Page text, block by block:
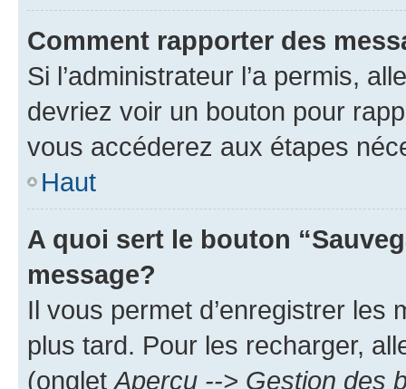
Comment rapporter des
Si l’administrateur l’a permis,
devriez voir un bouton pour
vous accéderez aux étapes
Haut
A quoi sert le bouton
message?
Il vous permet d’enregistrer
plus tard. Pour les recharger,
(onglet Aperçu --> Gestion des